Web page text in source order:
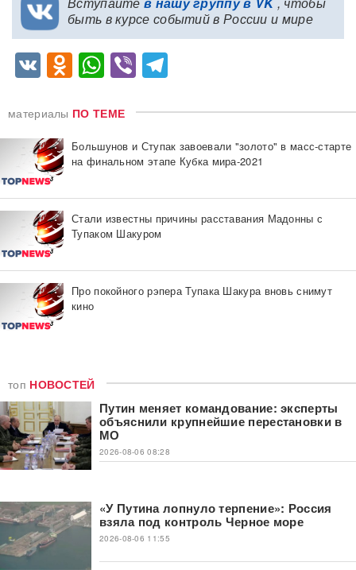
быть в курсе событий в России и мире
VKOdnoklassniki
WhatsApp
Viber
материалы ПО ТЕМЕ
Большунов и Ступак завоевали "золото" в масс-старте
на финальном этапе Кубка мира-2021
Стали известны причины расставания Мадонны с
Тупаком Шакуром
Про покойного рэпера Тупака Шакура вновь снимут
кино
топ НОВОСТЕЙ
Путин меняет командование: эксперты
объяснили крупнейшие перестановки в
МО
2026-08-06 08:28
«У Путина лопнуло терпение»: Россия
взяла под контроль Черное море
2026-08-06 11:55